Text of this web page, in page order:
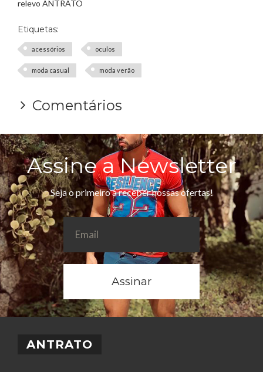
relevo ANTRATO
Etiquetas:
acessórios oculos
moda casual moda verão
Comentários
Assine a Newsletter
Seja o primeiro a receber nossas ofertas!
Assinar
ANTRATO